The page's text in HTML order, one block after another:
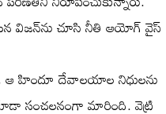
విజన్‌ను చూసి నీతి ఆయోగ్ వైస్
ఆ హిందూ దేవాలయాల నిధులను
సంచలనంగా మారింది. వెట్రి